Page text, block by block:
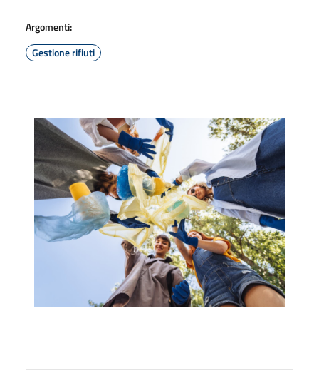
Argomenti:
Gestione rifiuti